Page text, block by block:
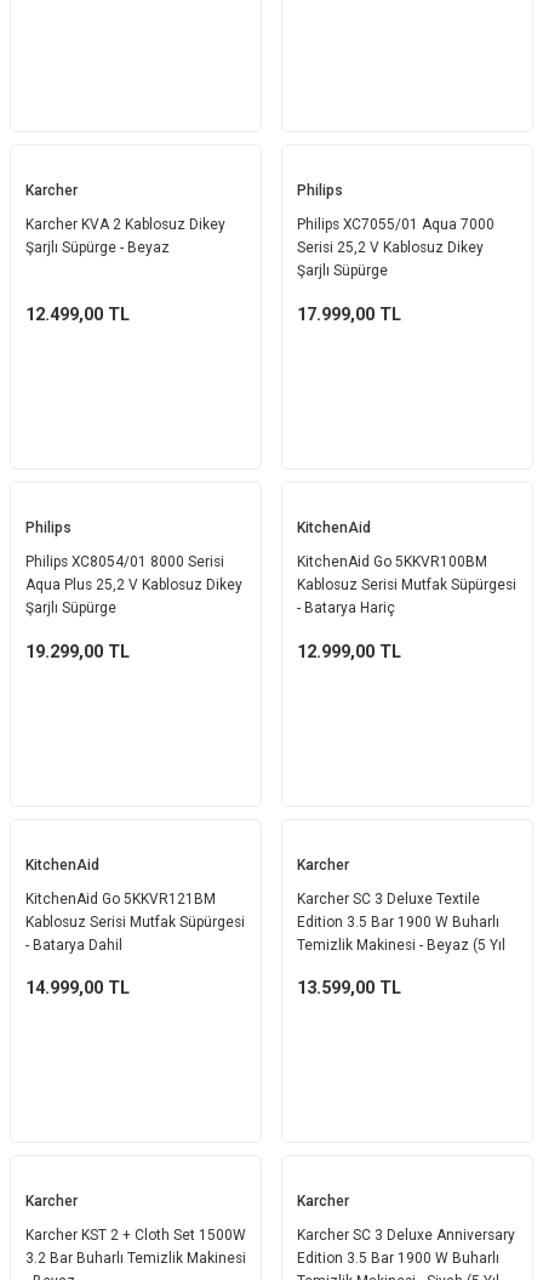
Karcher
Karcher KVA 2 Kablosuz Dikey
Şarjlı Süpürge - Beyaz
12.499,00 TL
Philips
Philips XC7055/01 Aqua 7000
Serisi 25,2 V Kablosuz Dikey
Şarjlı Süpürge
17.999,00 TL
Philips
Philips XC8054/01 8000 Serisi
Aqua Plus 25,2 V Kablosuz Dikey
Şarjlı Süpürge
19.299,00 TL
KitchenAid
KitchenAid Go 5KKVR100BM
Kablosuz Serisi Mutfak Süpürgesi
- Batarya Hariç
12.999,00 TL
KitchenAid
KitchenAid Go 5KKVR121BM
Kablosuz Serisi Mutfak Süpürgesi
- Batarya Dahil
14.999,00 TL
Karcher
Karcher SC 3 Deluxe Textile
Edition 3.5 Bar 1900 W Buharlı
Temizlik Makinesi - Beyaz (5 Yıl
13.599,00 TL
Karcher
Karcher KST 2 + Cloth Set 1500W
3.2 Bar Buharlı Temizlik Makinesi
Karcher
Karcher SC 3 Deluxe Anniversary
Edition 3.5 Bar 1900 W Buharlı